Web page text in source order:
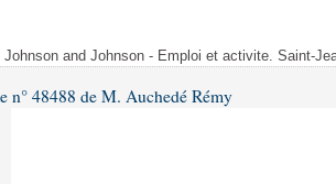
et orales
des débats
Johnson and Johnson - Emploi et activite. Saint-
n° 48488 de M. Auchedé Rémy